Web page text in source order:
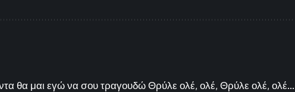
θα μαι εγώ να σου τραγουδώ Θρύλε ολέ, ολέ, Θρύλε ολέ, ολέ...